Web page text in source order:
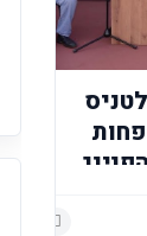
הוסף רשומת תגובה